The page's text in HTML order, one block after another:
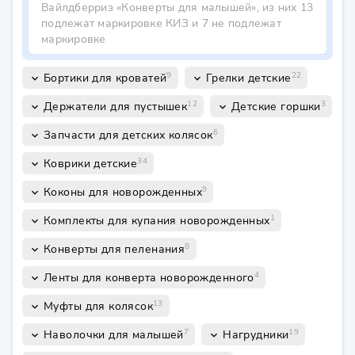
Вайлдберриз «Конверты для малышей», из них 13
подлежат маркировке КИЗ и 7 не подлежат
маркировке
keyboard_arrow_down Бортики для кроватей9 keyboard_arrow_down Грелки детские 22
keyboard_arrow_down Держатели для пустышек12 keyboard_arrow_down Детские горшки 3
keyboard_arrow_down Запчасти для детских колясок6
keyboard_arrow_down Коврики детские34
keyboard_arrow_down Коконы для новорожденных9
keyboard_arrow_down Комплекты для купания новорожденных1
keyboard_arrow_down Конверты для пеленания8
keyboard_arrow_down Ленты для конверта новорожденного4
keyboard_arrow_down Муфты для колясок13
keyboard_arrow_down Наволочки для малышей 7 keyboard_arrow_down Нагрудники19